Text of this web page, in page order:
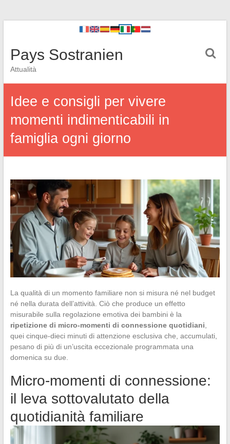
Pays Sostranien
Attualità
Idee e consigli per vivere
momenti indimenticabili in
famiglia ogni giorno
La qualità di un momento familiare non si misura né nel budget
né nella durata dell’attività. Ciò che produce un effetto
misurabile sulla regolazione emotiva dei bambini è la
ripetizione di micro-momenti di connessione quotidiani
quei cinque-dieci minuti di attenzione esclusiva che, accumulati,
pesano di più di un’uscita eccezionale programmata una
domenica su due.
Micro-momenti di connessione:
il leva sottovalutato della
quotidianità familiare